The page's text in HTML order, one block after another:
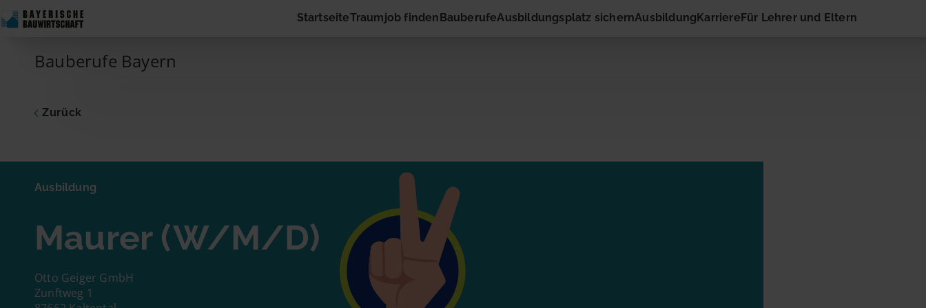
Skip to content StartseiteTraumjob findenBauberufeAusbildungsplatz sichernAusbildungKarriereFür Lehrer und Eltern
Bauberufe Bayern
Zurück
Ausbildung
Maurer (W/M/D)
Otto Geiger GmbH
Zunftweg 1
Dich interessiert die vorgeschlagene Stelle? Dann nimm gleich hier Kontakt
zum Unternehmen auf! Du musst nur Deinen Namen und Deine E-Mail-
Adresse eingeben. Schon geht es los!